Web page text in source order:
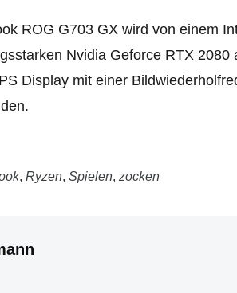
ROG G703 GX wird von einem
Nvidia Geforce RTX 2080
Display mit einer
, Ryzen, Spielen, zocken